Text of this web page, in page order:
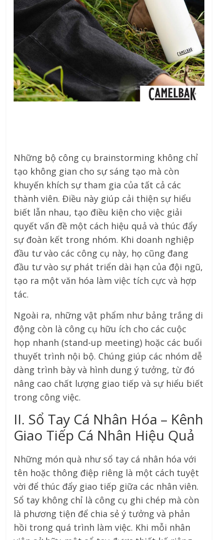
Những bộ công cụ brainstorming không chỉ
tạo không gian cho sự sáng tạo mà còn
khuyến khích sự tham gia của tất cả các
thành viên. Điều này giúp cải thiện sự hiểu
biết lẫn nhau, tạo điều kiện cho việc giải
quyết vấn đề một cách hiệu quả và thúc đẩy
sự đoàn kết trong nhóm. Khi doanh nghiệp
đầu tư vào các công cụ này, họ cũng đang
đầu tư vào sự phát triển dài hạn của đội ngũ,
tạo ra một văn hóa làm việc tích cực và hợp
tác.
Ngoài ra, những vật phẩm như bảng trắng di
động còn là công cụ hữu ích cho các cuộc
họp nhanh (stand-up meeting) hoặc các buổi
thuyết trình nội bộ. Chúng giúp các nhóm dễ
dàng trình bày và hình dung ý tưởng, từ đó
nâng cao chất lượng giao tiếp và sự hiểu biết
trong công việc.
II. Sổ Tay Cá Nhân Hóa – Kênh
Giao Tiếp Cá Nhân Hiệu Quả
Những món quà như sổ tay cá nhân hóa với
tên hoặc thông điệp riêng là một cách tuyệt
vời để thúc đẩy giao tiếp giữa các nhân viên.
Sổ tay không chỉ là công cụ ghi chép mà còn
là phương tiện để chia sẻ ý tưởng và phản
hồi trong quá trình làm việc. Khi mỗi nhân